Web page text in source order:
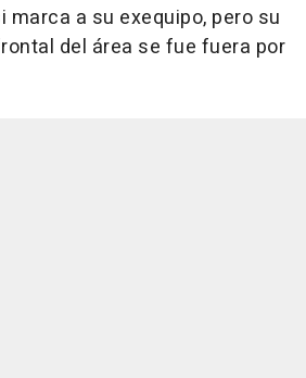
a su exequipo, pero su
del área se fue fuera por